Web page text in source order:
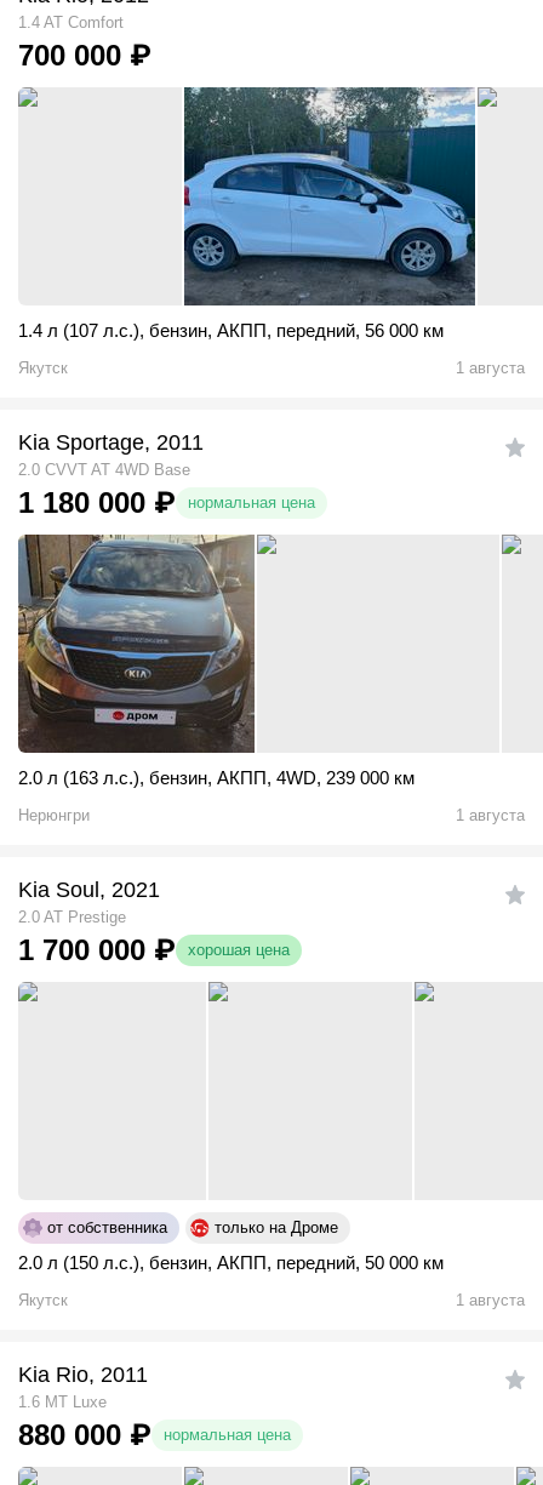
1.4 AT Comfort
700 000 ₽
1.4 л (107 л.с.), бензин, АКПП, передний, 56 000 км
Якутск 1 августа
Kia Sportage, 2011
2.0 CVVT AT 4WD Base
1 180 000 ₽ нормальная цена
2.0 л (163 л.с.), бензин, АКПП, 4WD, 239 000 км
Нерюнгри 1 августа
Kia Soul, 2021
2.0 AT Prestige
1 700 000 ₽ хорошая цена
от собственника только на Дроме
2.0 л (150 л.с.), бензин, АКПП, передний, 50 000 км
Якутск 1 августа
Kia Rio, 2011
1.6 MT Luxe
880 000 ₽ нормальная цена